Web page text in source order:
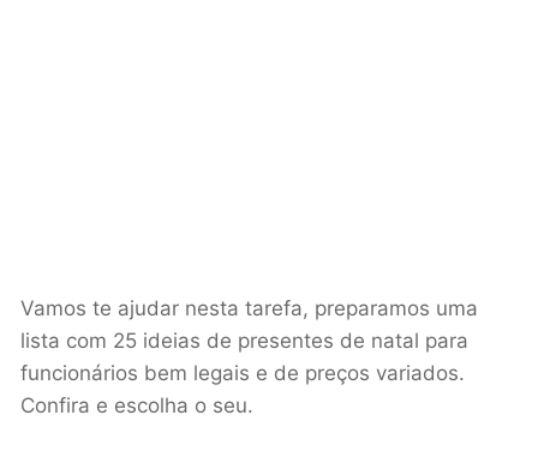
Vamos te ajudar nesta tarefa, preparamos uma
lista com 25 ideias de presentes de natal para
funcionários bem legais e de preços variados.
Confira e escolha o seu.